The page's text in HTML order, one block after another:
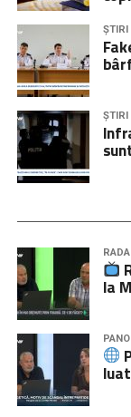
obligațiile ce le
activități directe,
campanii media
Serviciile de
accesate prin
platforma
Comunicat „
ȘTIRI
ȘTIRI
la